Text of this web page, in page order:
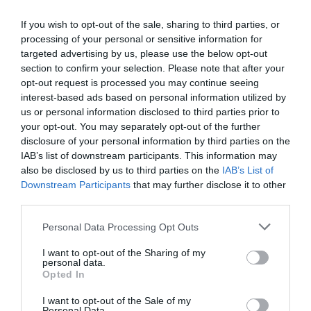
If you wish to opt-out of the sale, sharing to third parties, or
processing of your personal or sensitive information for
targeted advertising by us, please use the below opt-out
section to confirm your selection. Please note that after your
opt-out request is processed you may continue seeing
interest-based ads based on personal information utilized by
us or personal information disclosed to third parties prior to
your opt-out. You may separately opt-out of the further
disclosure of your personal information by third parties on the
IAB’s list of downstream participants. This information may
also be disclosed by us to third parties on the IAB’s List of
Downstream Participants that may further disclose it to other
Personal Data Processing Opt Outs
I want to opt-out of the Sharing of my
personal data.
Opted In
I want to opt-out of the Sale of my
ένας δρα για τους πολλούς και όλοι μαζί για ένα
καλύτερο αύριο.
Το Αμοργόραμα είναι ένα στοίχημα. Μαζί και μια πηγή
ελπίδας.Οι ίδιοι οι ψαράδες έβαλαν από μόνοι τους
«κόφτη» στην υπεραλίεση με μια αξιοθαύμαστη
σύμπνοια και συσπείρωση. Γιατί κατάλαβαν πως αλλιώς
δεν υπάρχει κανένα μέλλον. Για τους ίδιους, για τα
παιδιά τους που αν αποκτήσουν προοπτική, θα μείνουν
στον τόπο, θα συνεχίσουν το επάγγελμα. Μην θεωρούμε
ικανότητα το «εγώ» να μπει κάτω από το «εμείς». Και
όλο αυτό, κάτι δηλαδή που ξεκίνησε από τόσο χαμηλά
και τόσο τοπικά, να επικοινωνηθεί στα πιο υψηλά